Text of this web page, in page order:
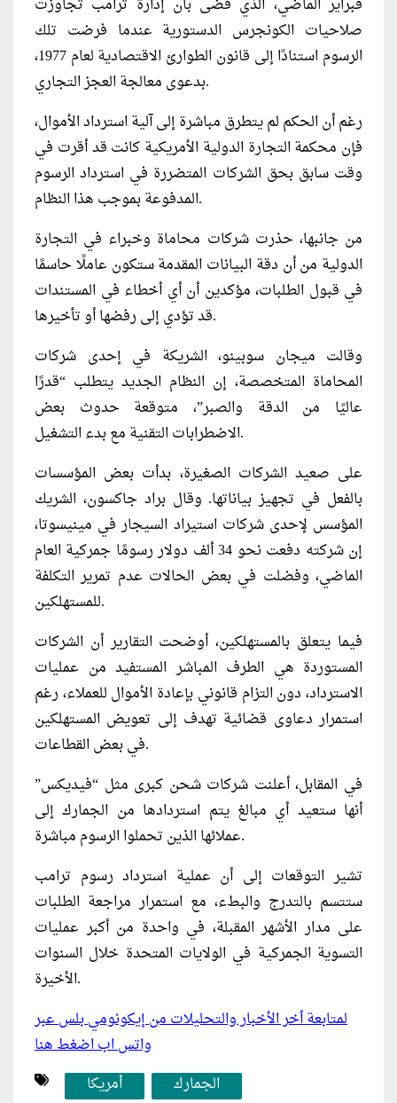
صلاحيات الكونجرس الدستورية عندما فرضت تلك
الرسوم استنادًا إلى قانون الطوارئ الاقتصادية لعام 1977،
بدعوى معالجة العجز التجاري.
رغم أن الحكم لم يتطرق مباشرة إلى آلية استرداد الأموال،
فإن محكمة التجارة الدولية الأمريكية كانت قد أقرت في
وقت سابق بحق الشركات المتضررة في استرداد الرسوم
المدفوعة بموجب هذا النظام.
من جانبها، حذرت شركات محاماة وخبراء في التجارة
الدولية من أن دقة البيانات المقدمة ستكون عاملًا حاسمًا
في قبول الطلبات، مؤكدين أن أي أخطاء في المستندات
قد تؤدي إلى رفضها أو تأخيرها.
وقالت ميجان سوبينو، الشريكة في إحدى شركات
المحاماة المتخصصة، إن النظام الجديد يتطلب “قدرًا
عاليًا من الدقة والصبر”، متوقعة حدوث بعض
الاضطرابات التقنية مع بدء التشغيل.
على صعيد الشركات الصغيرة، بدأت بعض المؤسسات
بالفعل في تجهيز بياناتها. وقال براد جاكسون، الشريك
المؤسس لإحدى شركات استيراد السيجار في مينيسوتا،
إن شركته دفعت نحو 34 ألف دولار رسومًا جمركية العام
الماضي، وفضلت في بعض الحالات عدم تمرير التكلفة
للمستهلكين.
فيما يتعلق بالمستهلكين، أوضحت التقارير أن الشركات
المستوردة هي الطرف المباشر المستفيد من عمليات
الاسترداد، دون التزام قانوني بإعادة الأموال للعملاء، رغم
استمرار دعاوى قضائية تهدف إلى تعويض المستهلكين
في بعض القطاعات.
في المقابل، أعلنت شركات شحن كبرى مثل “فيديكس”
أنها ستعيد أي مبالغ يتم استردادها من الجمارك إلى
عملائها الذين تحملوا الرسوم مباشرة.
تشير التوقعات إلى أن عملية استرداد رسوم ترامب
ستتسم بالتدرج والبطء، مع استمرار مراجعة الطلبات
على مدار الأشهر المقبلة، في واحدة من أكبر عمليات
التسوية الجمركية في الولايات المتحدة خلال السنوات
الأخيرة.
لمتابعة أخر الأخبار والتحليلات من إيكونومي بلس عبر
واتس اب اضغط هنا
أمريكا
الجمارك